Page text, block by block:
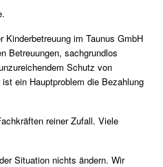
Kinderbetreuung im Taunus GmbH
Betreuungen, sachgrundlos
Schutz von
ein Hauptproblem die Bezahlung
reiner Zufall. Viele
Situation nichts ändern. Wir